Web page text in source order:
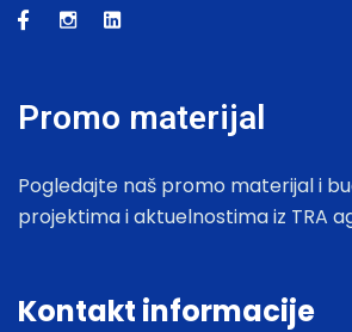
Promo materijal
Pogledajte naš promo materijal i
projektima i aktuelnostima iz TRA
Kontakt informacije